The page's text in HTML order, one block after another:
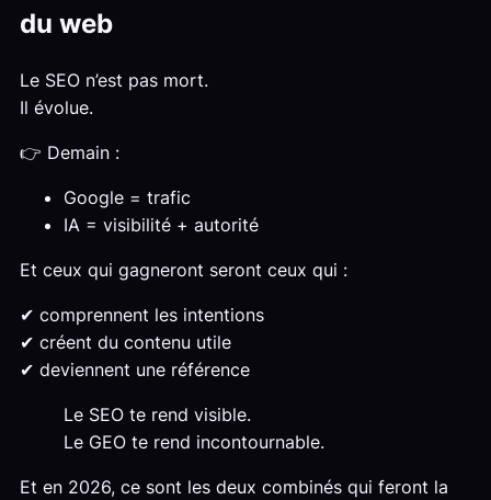
du web
Le SEO n’est pas mort.
Il évolue.
👉 Demain :
Google = trafic
IA = visibilité + autorité
Et ceux qui gagneront seront ceux qui :
✔ comprennent les intentions
✔ créent du contenu utile
✔ deviennent une référence
Le SEO te rend visible.
Le GEO te rend incontournable.
Et en 2026, ce sont les deux combinés qui feront la